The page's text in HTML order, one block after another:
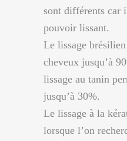
sont différents car
pouvoir lissant.
Le lissage
cheveux jusqu’à
lissage au tanin
jusqu’à 30%.
Le lissage à la
lorsque l’on